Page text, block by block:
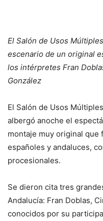
El Salón de Usos
escenario de un original
los intérpretes Fran
González
El Salón de Usos
albergó anoche el
montaje muy original que
españoles y andaluces,
procesionales.
Se dieron cita tres
Andalucía: Fran Doblas,
conocidos por su